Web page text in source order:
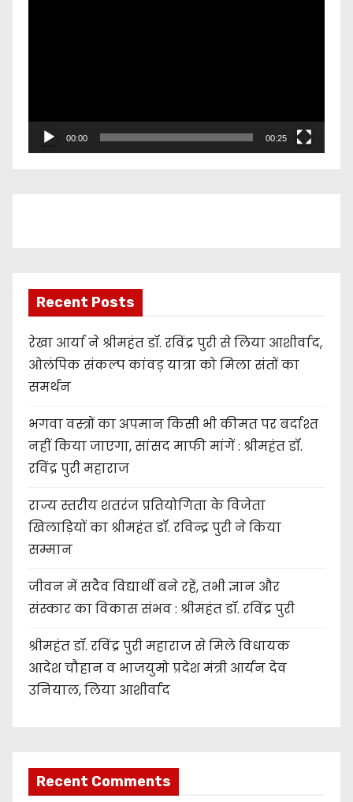
a
00:00 00:25
Recent Posts
रेखा आर्या ने श्रीमहंत डॉ. रविंद्र पुरी से लिया आशीर्वाद,
ओलंपिक संकल्प कांवड़ यात्रा को मिला संतों का
समर्थन
भगवा वस्त्रों का अपमान किसी भी कीमत पर बर्दाश्त
नहीं किया जाएगा, सांसद माफी मांगें : श्रीमहंत डॉ.
रविंद्र पुरी महाराज
राज्य स्तरीय शतरंज प्रतियोगिता के विजेता
खिलाड़ियों का श्रीमहंत डॉ. रविन्द्र पुरी ने किया
सम्मान
जीवन में सदैव विद्यार्थी बने रहें, तभी ज्ञान और
संस्कार का विकास संभव : श्रीमहंत डॉ. रविंद्र पुरी
श्रीमहंत डॉ. रविंद्र पुरी महाराज से मिले विधायक
आदेश चौहान व भाजयुमो प्रदेश मंत्री आर्यन देव
उनियाल, लिया आशीर्वाद
Recent Comments